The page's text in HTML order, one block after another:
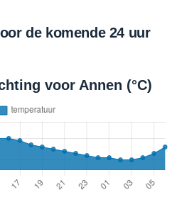
de komende 24 uur
voor Annen (°C)